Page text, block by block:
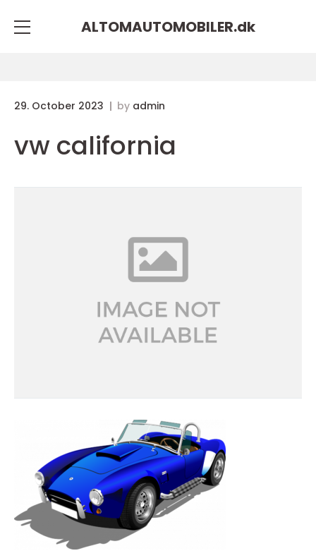
ALTOMAUTOMOBILER.dk
29. October 2023 by admin
vw california